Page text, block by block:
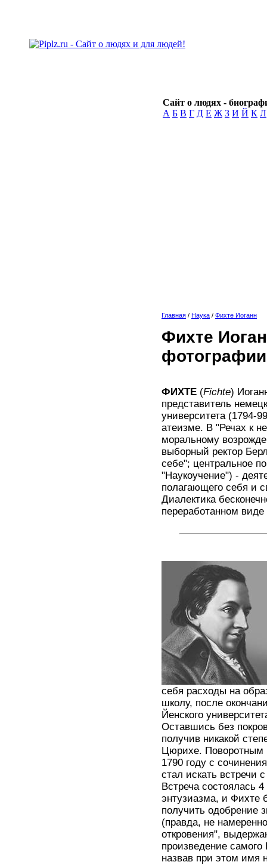
Сайт о людях -
А Б В Г Д Е Ж З И Й К Л
Главная / Наука / Фихте Иоганн
Фихте
ФИХТЕ (Fichte)
представитель
университета (1794-
атеизме. В "Речах к
моральному
выборный ректор
себе"; центральное
"Наукоучение") -
полагающего себя и
Диалектика
переработанном
себя расходы на
школу, после
Йенского
Оставшись без
получив никакой
Цюрихе. Поворотным
1790 году с
стал искать
Встреча состоялась
энтузиазма, и Фихте
получить одобрение
(правда, не
откровения",
произведение
назвав при этом имя